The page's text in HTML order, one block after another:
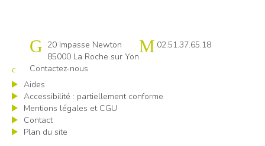
Cap emploi 85
20 Impasse Newton
85000 La Roche sur Yon
02.51.37.65.18
Contactez-nous
Aides
Accessibilité : partiellement conforme
Mentions légales et CGU
Contact
Plan du site